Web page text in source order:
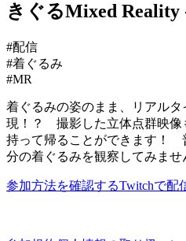
きぐるMixed Reality
#配信
#着ぐるみ
#MR
着ぐるみの姿のまま、リアル
現！？ 撮影した立体点群映像
持って帰ることができます！
分の着ぐるみを観察してみませ
参加方法を確認するTwitchで配